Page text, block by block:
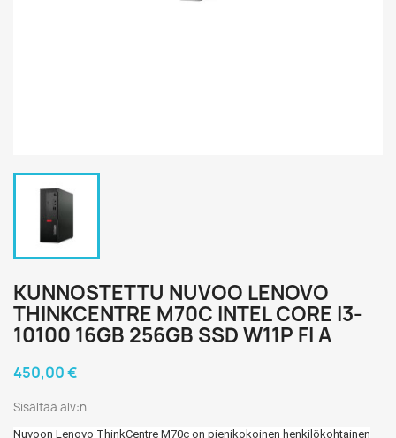
KUNNOSTETTU NUVOO LENOVO
THINKCENTRE M70C INTEL CORE I3-
10100 16GB 256GB SSD W11P FI A
450,00 €
Sisältää alv:n
Nuvoon Lenovo ThinkCentre M70c on pienikokoinen henkilökohtainen